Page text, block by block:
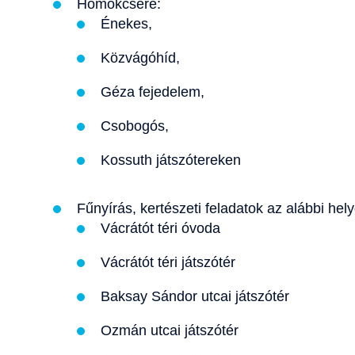
Homokcsere:
Énekes,
Közvágóhíd,
Géza fejedelem,
Csobogós,
Kossuth játszótereken
Fűnyírás, kertészeti feladatok az alábbi
Vácrátót téri óvoda
Vácrátót téri játszótér
Baksay Sándor utcai játszótér
Ozmán utcai játszótér